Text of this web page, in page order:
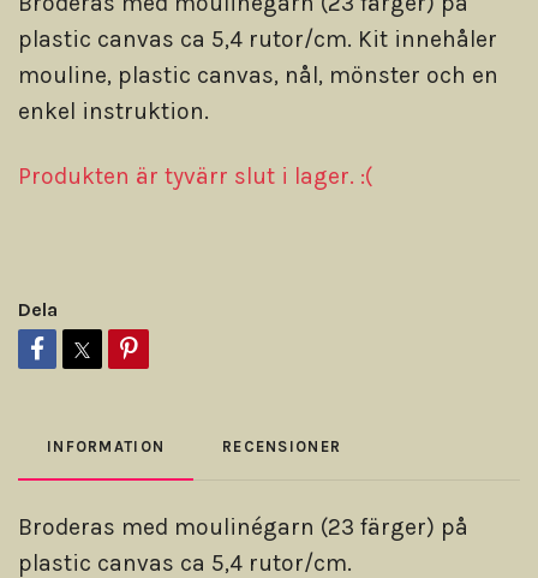
plastic canvas ca 5,4 rutor/cm. Kit innehåler
mouline, plastic canvas, nål, mönster och en
enkel instruktion.
Produkten är tyvärr slut i lager. :(
Dela
INFORMATION RECENSIONER
Broderas med moulinégarn (23 färger) på
plastic canvas ca 5,4 rutor/cm.